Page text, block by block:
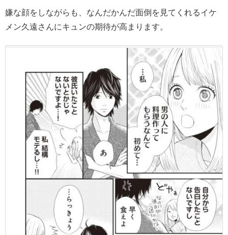
嫌な顔をしながらも、なんだかんだ面倒を見てくれるイケ
メン久遠さんにキュンの期待が高まります。